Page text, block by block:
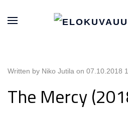
Written by Niko Jutila on 07.10.2018
The Mercy